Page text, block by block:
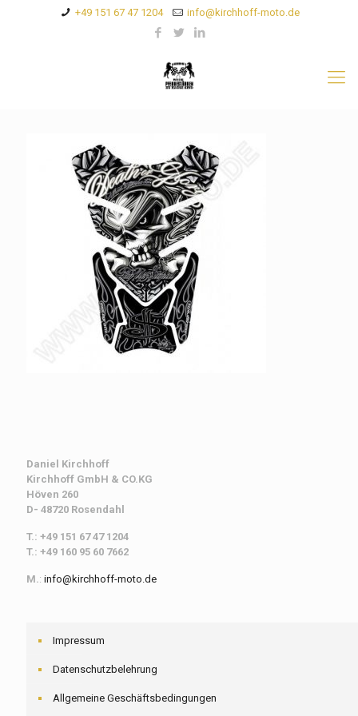
+49 151 67 47 1204 info@kirchhoff-moto.de
Daniel Kirchhoff
Kirchhoff GmbH & CO.KG
Höven 260
D- 48720 Rosendahl
T.: +49 151 67 47 1204
T.: +49 160 95 60 7662
M.: info@kirchhoff-moto.de
Impressum
Datenschutzbelehrung
Allgemeine Geschäftsbedingungen